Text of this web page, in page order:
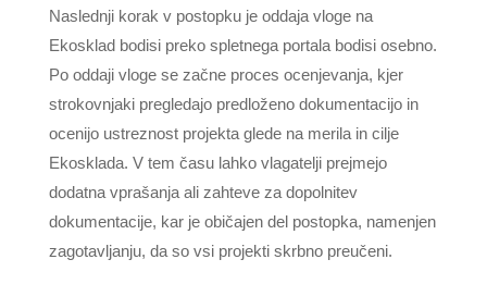
Naslednji korak v postopku je oddaja vloge na
Ekosklad bodisi preko spletnega portala bodisi osebno.
Po oddaji vloge se začne proces ocenjevanja, kjer
strokovnjaki pregledajo predloženo dokumentacijo in
ocenijo ustreznost projekta glede na merila in cilje
Ekosklada. V tem času lahko vlagatelji prejmejo
dodatna vprašanja ali zahteve za dopolnitev
dokumentacije, kar je običajen del postopka, namenjen
zagotavljanju, da so vsi projekti skrbno preučeni.